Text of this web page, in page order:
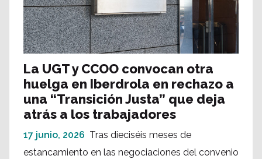
La UGT y CCOO convocan otra
huelga en Iberdrola en rechazo a
una “Transición Justa” que deja
atrás a los trabajadores
17 junio, 2026 Tras dieciséis meses de
estancamiento en las negociaciones del convenio